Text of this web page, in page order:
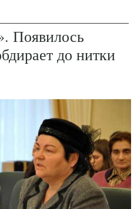
Появилось
до нитки